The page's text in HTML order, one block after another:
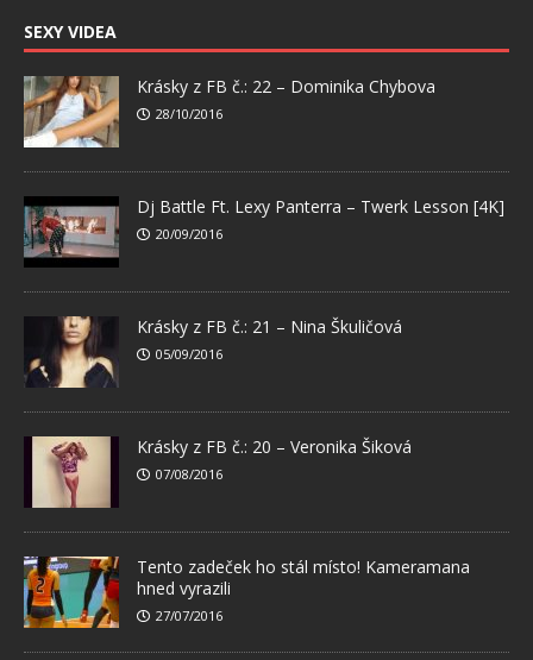
SEXY VIDEA
Krásky z FB č.: 22 – Dominika Chybova
28/10/2016
Dj Battle Ft. Lexy Panterra – Twerk Lesson [4K]
20/09/2016
Krásky z FB č.: 21 – Nina Škuličová
05/09/2016
Krásky z FB č.: 20 – Veronika Šiková
07/08/2016
Tento zadeček ho stál místo! Kameramana
hned vyrazili
27/07/2016